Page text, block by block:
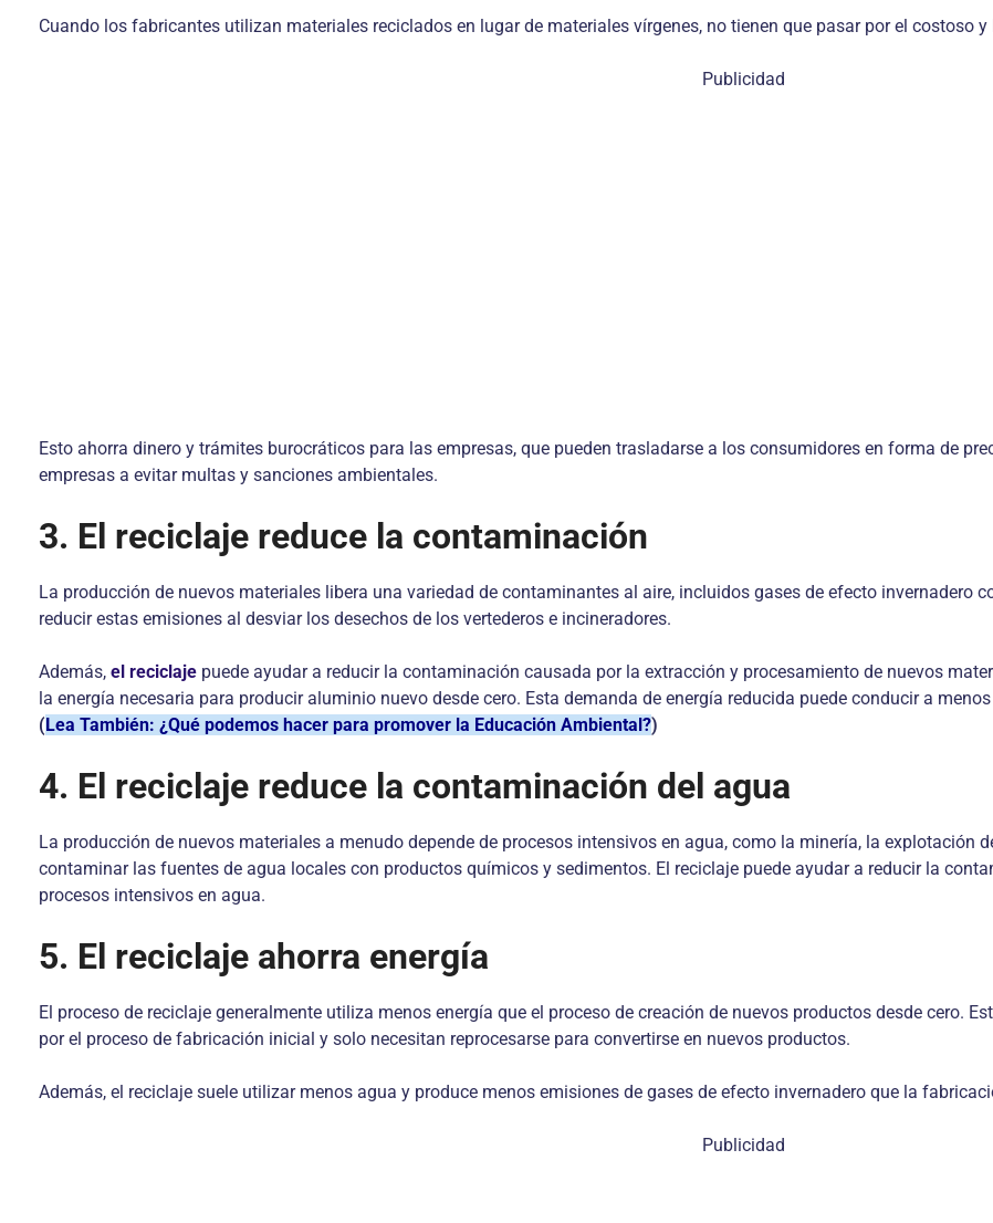
Cuando los fabricantes utilizan materiales reciclados en lugar de materiales vírgenes, no tienen que pasar por el costoso
Publicidad
Esto ahorra dinero y trámites burocráticos para las empresas, que pueden trasladarse a los consumidores en forma de
empresas a evitar multas y sanciones ambientales.
3. El reciclaje reduce la contaminación
La producción de nuevos materiales libera una variedad de contaminantes al aire, incluidos gases de efecto invernadero
reducir estas emisiones al desviar los desechos de los vertederos e incineradores.
Además, el reciclaje puede ayudar a reducir la contaminación causada por la extracción y procesamiento de nuevos
la energía necesaria para producir aluminio nuevo desde cero. Esta demanda de energía reducida puede conducir a
(Lea También: ¿Qué podemos hacer para promover la Educación Ambiental?)
4. El reciclaje reduce la contaminación del agua
La producción de nuevos materiales a menudo depende de procesos intensivos en agua, como la minería, la explotación
contaminar las fuentes de agua locales con productos químicos y sedimentos. El reciclaje puede ayudar a reducir la
procesos intensivos en agua.
5. El reciclaje ahorra energía
El proceso de reciclaje generalmente utiliza menos energía que el proceso de creación de nuevos productos desde cero.
por el proceso de fabricación inicial y solo necesitan reprocesarse para convertirse en nuevos productos.
Además, el reciclaje suele utilizar menos agua y produce menos emisiones de gases de efecto invernadero que la
Publicidad